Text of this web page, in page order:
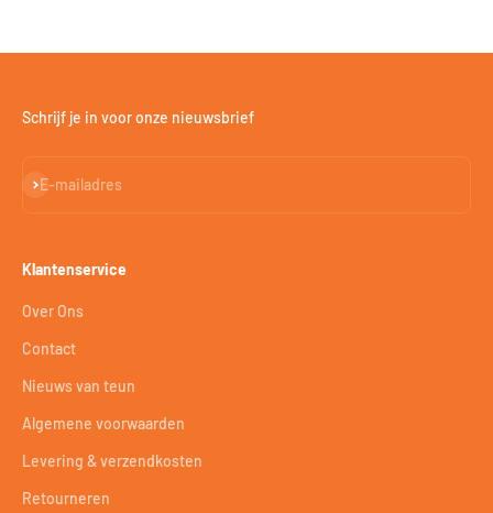
Schrijf je in voor onze nieuwsbrief
E-mailadres
Abonneren
Klantenservice
Over Ons
Contact
Nieuws van teun
Algemene voorwaarden
Levering & verzendkosten
Retourneren